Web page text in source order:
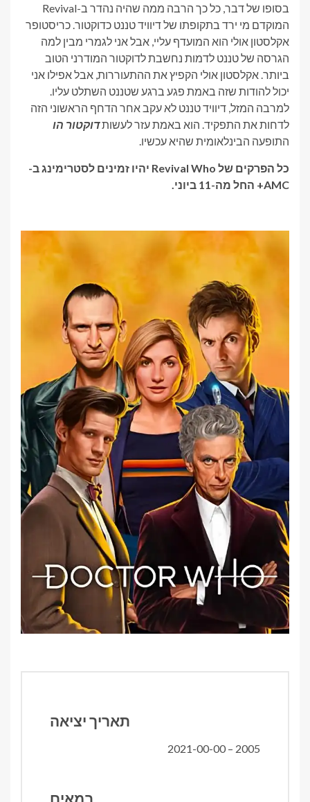
בסופו של דבר, כל כך הרבה ממה שהיה נהדר ב-Revival
המוקדם מי ירד בתקופתו של דיוויד טננט כדוקטור. כריסטופר
אקלסטון אולי הוא המועדף עליי, אבל אני לגמרי מבין למה
הגרסה של טננט לדמות נחשבת לדוקטור המודרני הטוב
ביותר. אקלסטון אולי הקפיץ את ההתעוררות, אבל אפילו אני
יכול להודות שזה באמת פגע ברגע שטננט השתלט עליו.
למרבה המזל, דיוויד טננט לא עקב אחר הדחף הראשוני הזה
לדחות את התפקיד. הוא באמת עזר לעשותדוקטור הו
התופעה הבינלאומית שהיא עכשיו.
כל הפרקים של Revival Who יהיו זמינים לסטרימינג ב-
AMC+ החל מה-11 ביוני.
תאריך יציאה
2005 – 2021-00-00
במאים